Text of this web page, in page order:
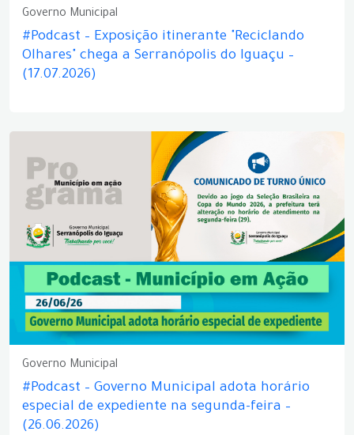
Governo Municipal
#Podcast – Exposição itinerante "Reciclando
Olhares" chega a Serranópolis do Iguaçu –
(17.07.2026)
Governo Municipal
#Podcast – Governo Municipal adota horário
especial de expediente na segunda-feira –
(26.06.2026)